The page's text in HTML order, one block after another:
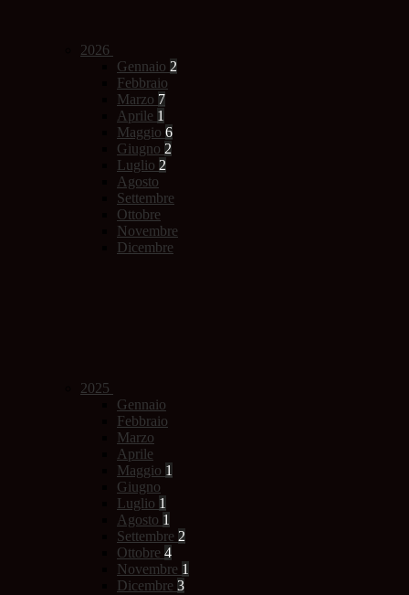
2026
Gennaio 2
Febbraio
Marzo 7
Aprile 1
Maggio 6
Giugno 2
Luglio 2
Agosto
Settembre
Ottobre
Novembre
Dicembre
2025
Gennaio
Febbraio
Marzo
Aprile
Maggio 1
Giugno
Luglio 1
Agosto 1
Settembre 2
Ottobre 4
Novembre 1
Dicembre 3